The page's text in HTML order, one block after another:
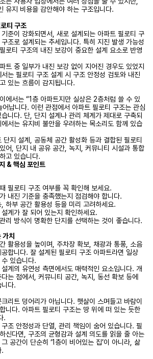
유지 비용을 감안해야 하는 구조입니다.
티 구조
준이 강화되면서, 새로 설계되는 아파트 필로티 구
조로 설계되는 추세입니다. 특히 지진 발생 가능성
로티 구조의 내진 보강이 중요한 설계 요소로 반영
트 중 일부가 내진 보강 없이 지어진 경우도 있었지
는 필로티 구조 설계 시 구조 안정성 검토와 내진
있는 흐름이 감지됩니다.
에서는 “1층 아파트지만 실상은 2층처럼 쓸 수 있
어납니다. 이런 관점에서 아파트 필로티 구조는 관심
니다. 단, 단지 설계나 관리 체계가 제대로 구축되
서는 유지비 불안을 우려하는 목소리도 함께 있습
단지 설계, 공동체 공간 활성화 등과 결합된 필로티
어, 단지 내 공유 공간, 녹지, 커뮤니티 시설과 통합
고 있습니다.
& 핵심 포인트
필로티 구조 여부를 꼭 확인해 보세요.
내진 기준을 충족했는지 점검해야 합니다.
하부 공간 활용성 등을 미리 고려하세요.
계가 잘 되어 있는지 확인하세요.
리 방식이 명확한 단지를 선택하는 것이 좋습니다.
치
활용성을 높이며, 주차장 확보, 채광과 통풍, 소음
합니다. 잘 설계된 필로티 구조 아파트라면 일상
있습니다.
계의 유연성 측면에서도 매력적인 요소입니다. 개
는 점에서, 커뮤니티 공간, 녹지, 동선 확보 등에
다.
리트 덩어리가 아닙니다. 햇살이 스며들고 바람이
니다. 아파트 필로티 구조는 땅 위에 떠 있는 듯한
.
조 안정성과 단열, 관리 책임이 숨어 있습니다. 필
신다면, 구조의 균형감과 설계 의도를 읽을 줄 아는
공간이 단순히 ‘1층이 비어있는 집’이 아니라, 삶
.